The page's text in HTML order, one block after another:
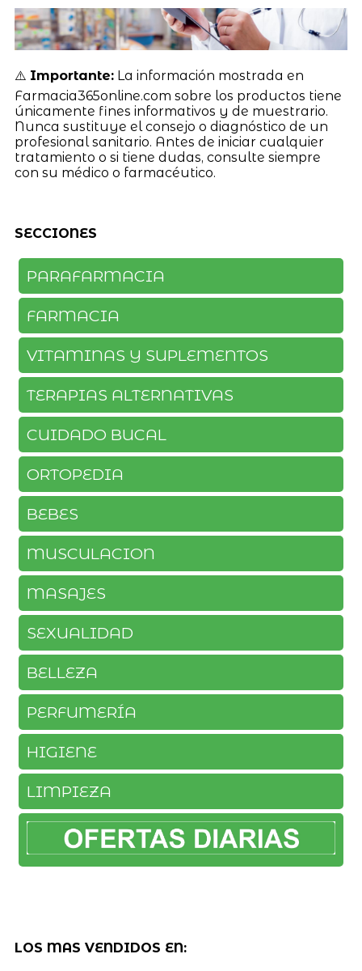
⚠️ Importante:La información mostrada en
Farmacia365online.com sobre los productos tiene
únicamente fines informativos y de muestrario.
Nunca sustituye el consejo o diagnóstico de un
profesional sanitario. Antes de iniciar cualquier
tratamiento o si tiene dudas, consulte siempre
con su médico o farmacéutico.
SECCIONES
PARAFARMACIA
FARMACIA
VITAMINAS Y SUPLEMENTOS
TERAPIAS ALTERNATIVAS
CUIDADO BUCAL
ORTOPEDIA
BEBES
MUSCULACION
MASAJES
SEXUALIDAD
BELLEZA
PERFUMERÍA
HIGIENE
LIMPIEZA
LOS MAS VENDIDOS EN: